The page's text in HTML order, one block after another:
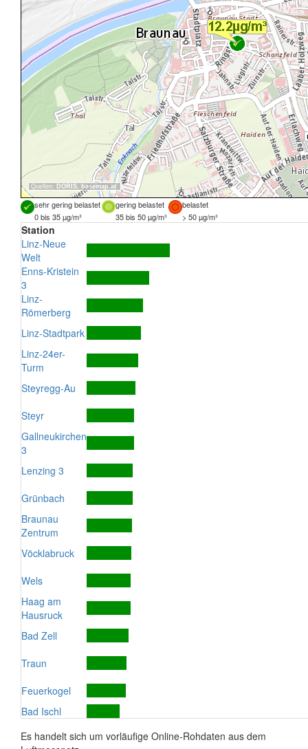
Quellen: DORIS, basemap.at
sehr gering belastet gering belastet
belastet
0 bis 35 µg/m³
35 bis 50 µg/m³ > 50 µg/m³
Station
Linz-Neue
Welt
Enns-Kristein
3
Linz-
Römerberg
Linz-Stadtpark
Linz-24er-
Turm
Steyregg-Au
Steyr
Gallneukirchen
3
Lenzing 3
Grünbach
Braunau
Zentrum
Vöcklabruck
Wels
Haag am
Hausruck
Bad Zell
Traun
Feuerkogel
Bad Ischl
Es handelt sich um vorläufige Online-Rohdaten aus dem